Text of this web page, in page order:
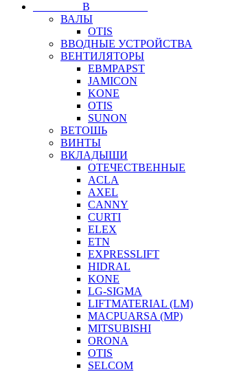
⠀⠀⠀⠀⠀⠀В⠀⠀⠀⠀⠀⠀⠀
ВАЛЫ
OTIS
ВВОДНЫЕ УСТРОЙСТВА
ВЕНТИЛЯТОРЫ
EBMPAPST
JAMICON
KONE
OTIS
SUNON
ВЕТОШЬ
ВИНТЫ
ВКЛАДЫШИ
ОТЕЧЕСТВЕННЫЕ
ACLA
AXEL
CANNY
CURTI
ELEX
ETN
EXPRESSLIFT
HIDRAL
KONE
LG-SIGMA
LIFTMATERIAL (LM)
MACPUARSA (MP)
MITSUBISHI
ORONA
OTIS
SELCOM